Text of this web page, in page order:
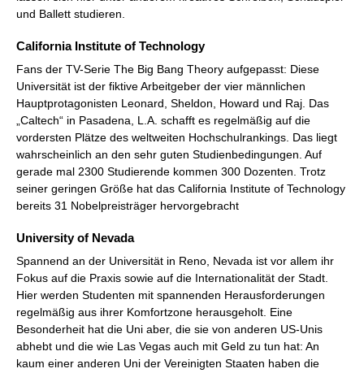
und Ballett studieren.
California Institute of Technology
Fans der TV-Serie The Big Bang Theory aufgepasst: Diese
Universität ist der fiktive Arbeitgeber der vier männlichen
Hauptprotagonisten Leonard, Sheldon, Howard und Raj. Das
„Caltech“ in Pasadena, L.A. schafft es regelmäßig auf die
vordersten Plätze des weltweiten Hochschulrankings. Das liegt
wahrscheinlich an den sehr guten Studienbedingungen. Auf
gerade mal 2300 Studierende kommen 300 Dozenten. Trotz
seiner geringen Größe hat das California Institute of Technology
bereits 31 Nobelpreisträger hervorgebracht
University of Nevada
Spannend an der Universität in Reno, Nevada ist vor allem ihr
Fokus auf die Praxis sowie auf die Internationalität der Stadt.
Hier werden Studenten mit spannenden Herausforderungen
regelmäßig aus ihrer Komfortzone herausgeholt. Eine
Besonderheit hat die Uni aber, die sie von anderen US-Unis
abhebt und die wie Las Vegas auch mit Geld zu tun hat: An
kaum einer anderen Uni der Vereinigten Staaten haben die